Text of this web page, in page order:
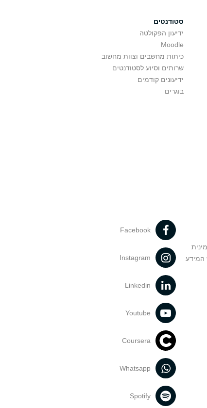
סטודנטים
ידיעון הפקולטה
Moodle
כיתות מחשבים וצוות מחשוב
שרותים וסיוע לסטודנטים
ידיעונים קודמים
בוגרים
המידע
Facebook
Instagram
Linkedin
Youtube
Coursera
Whatsapp
Spotify